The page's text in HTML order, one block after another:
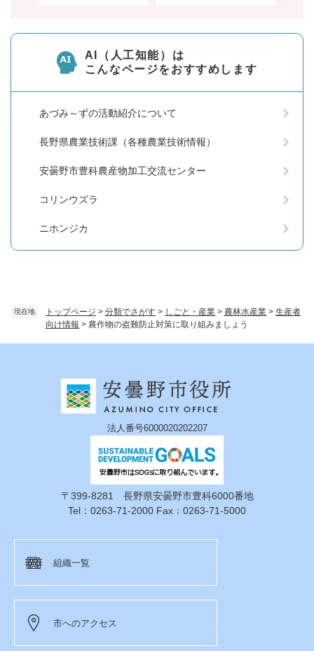
現在地 トップページ > 分類でさがす > しごと・産業 > 農林水産業 > 生産者
向け情報 > 農作物の盗難防止対策に取り組みましょう
AI（人工知能）は
こんなページをおすすめします
あづみ～ずの活動紹介について
長野県農業技術課（各種農業技術情報）
安曇野市豊科農産物加工交流センター
コリンウズラ
ニホンジカ
法人番号6000020202207
〒399-8281 長野県安曇野市豊科6000番地
Tel：0263-71-2000 Fax：0263-71-5000
組織一覧
市へのアクセス